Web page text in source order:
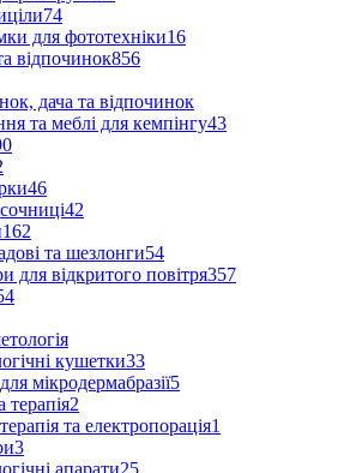
74
для фототехніки16
відпочинок856
дача та відпочинок
та меблі для кемпінгу43
46
42
162
та шезлонги54
для відкритого повітря357
кушетки33
мікродермабразії5
2
та електропорація1
3
апарати25